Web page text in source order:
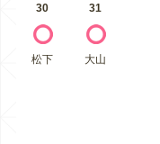
30
松下
31
大山